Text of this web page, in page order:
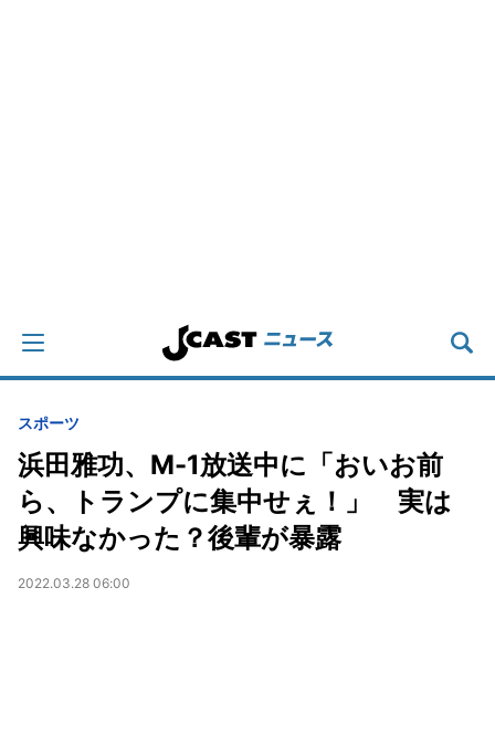
スポーツ
浜田雅功、M-1放送中に「おいお前
ら、トランプに集中せぇ！」 実は
興味なかった？後輩が暴露
2022.03.28 06:00